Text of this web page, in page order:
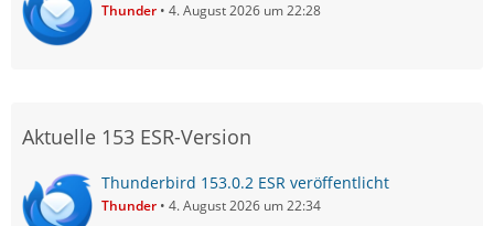
Thunder 4. August 2026 um 22:28
Aktuelle 153 ESR-Version
Thunderbird 153.0.2 ESR veröffentlicht
Thunder 4. August 2026 um 22:34